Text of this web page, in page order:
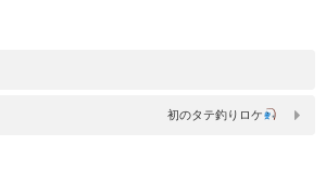
初のタテ釣りロケ‪